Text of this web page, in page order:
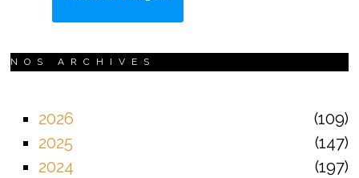
NOS ARCHIVES
2026
109
2025
147
2024
197